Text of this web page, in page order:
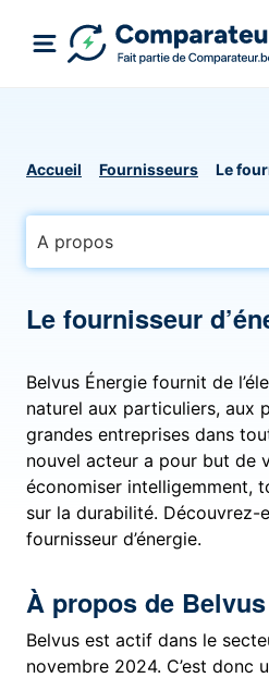
Accueil Fournisseurs Le
A propos
Le fournisseur
Belvus Énergie fournit de
naturel aux particuliers, aux
grandes entreprises dans
nouvel acteur a pour but de
économiser intelligemment,
sur la durabilité. Découvrez-
fournisseur d’énergie.
À propos de Belvus
Belvus est actif dans le
novembre 2024. C’est donc